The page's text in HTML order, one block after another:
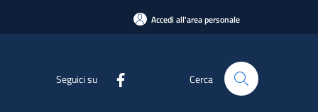
Accedi all'area personale
Seguici su Cerca